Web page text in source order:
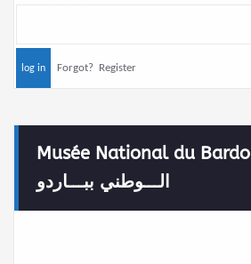
Forgot? Register
Musée National du Bardo المــــتحف
الـــوطني ببـــاردو